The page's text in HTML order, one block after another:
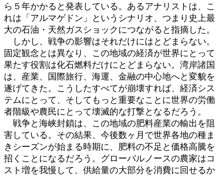
ら５年かかると発表している。あるアナリストは、こ
れは「アルマゲドン」というシナリオ、つまり史上最
大の石油・天然ガスショックにつながると指摘した。
しかし、戦争の影響はそれだけにはとどまらない。
固定観念とは異なり、この地域の経済が世界にとって
果たす役割は化石燃料だけにとどまらない。湾岸諸国
は、産業、国際旅行、海運、金融の中心地へと変貌を
遂げてきた。こうしたすべてが崩壊すれば、経済シス
テムにとって、そしてもっと重要なことに世界の労働
者階級や農民にとって壊滅的な打撃となるだろう。
戦争と海峡封鎖は、この地域の肥料産業の輸出を阻
害している。その結果、今後数ヶ月で世界各地の種ま
きシーズンが始まる時期に、肥料の不足と価格高騰を
招くことになるだろう。グローバルノースの農家はコ
スト増を我慢して、供給量の大部分を消費に回せるか